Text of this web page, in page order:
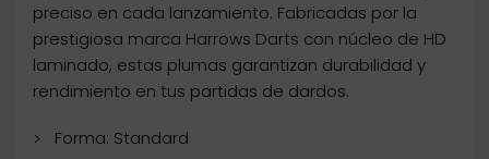
preciso en cada lanzamiento. Fabricadas por la
prestigiosa marca Harrows Darts con núcleo de HD
laminado, estas plumas garantizan durabilidad y
rendimiento en tus partidas de dardos.
Forma: Standard